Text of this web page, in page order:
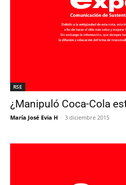
RSE
¿Manipuló Coca-Cola
María José Evia H - 3 diciembre 2015